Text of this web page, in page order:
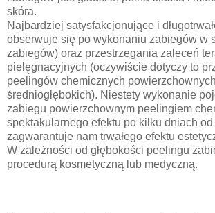
skóra.
Najbardziej satysfakcjonujące i
obserwuje się po wykonaniu zabiegów w
zabiegów) oraz przestrzegania zaleceń
pielęgnacyjnych (oczywiście dotyczy to
peelingów chemicznych
średniogłębokich). Niestety wykonanie
zabiegu powierzchownym peelingiem
spektakularnego efektu po kilku dniach
zagwarantuje nam trwałego efektu
W zależności od głębokości peelingu
procedurą kosmetyczną lub medyczną.